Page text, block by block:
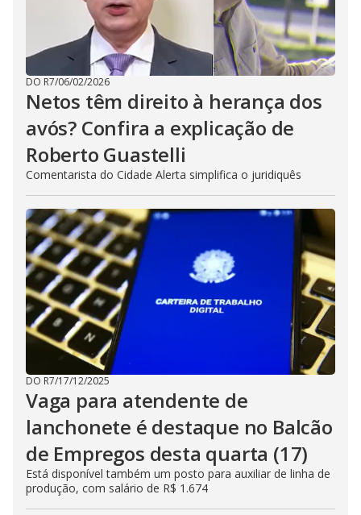
DO R7/06/02/2026
Netos têm direito à herança dos
avós? Confira a explicação de
Roberto Guastelli
Comentarista do Cidade Alerta simplifica o juridiquês
DO R7/17/12/2025
Vaga para atendente de
lanchonete é destaque no Balcão
de Empregos desta quarta (17)
Está disponível também um posto para auxiliar de linha de
produção, com salário de R$ 1.674